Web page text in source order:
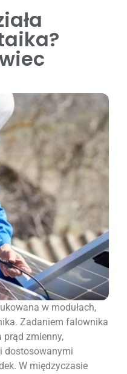
w modułach,
Zadaniem falownika
prąd zmienny,
dostosowanymi
W międzyczasie